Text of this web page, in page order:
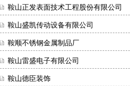
鞍山正发表面技术工程股份有限公司
鞍山盛凯传动设备有限公司
鞍顺不锈钢金属制品厂
鞍山雷盛电子有限公司
鞍山德臣装饰